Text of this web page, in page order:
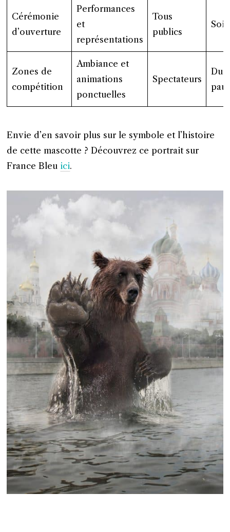
Cérémonie
d’ouverture
Performances
et
représentations
Tous
publics
Zones de
compétition
Ambiance et
animations
ponctuelles
Spectateurs
Envie d’en savoir plus sur le symbole et l’histoire
de cette mascotte ? Découvrez ce portrait sur
France Bleu ici.